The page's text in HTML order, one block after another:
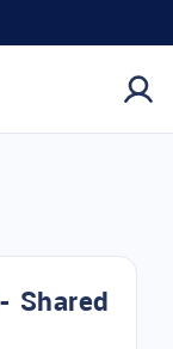
Shared